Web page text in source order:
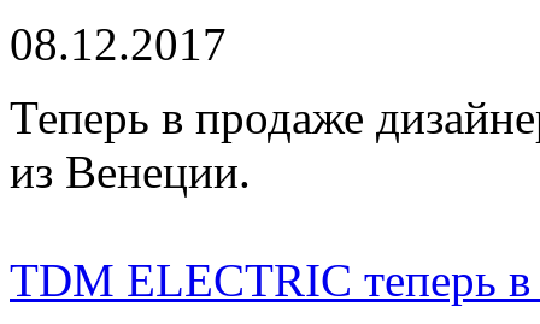
08.12.2017
Теперь в продаже
из Венеции.
TDM ELECTRIC теперь